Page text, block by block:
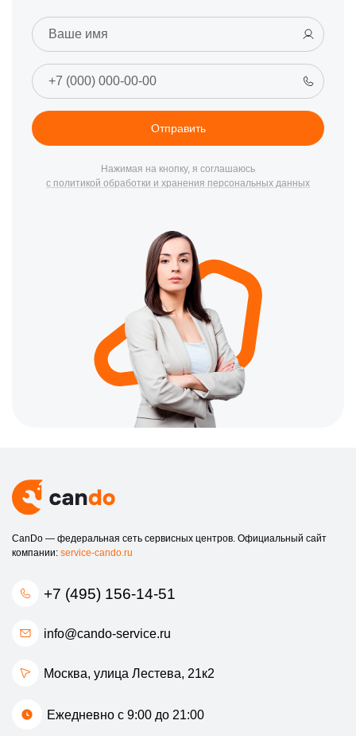
Отправить
Нажимая на кнопку, я соглашаюсь
с политикой обработки и хранения персональных данных
CanDo — федеральная сеть сервисных центров. Официальный сайт
компании: service-cando.ru
+7 (495) 156-14-51
info@cando-service.ru
Москва, улица Лестева, 21к2
Ежедневно с 9:00 до 21:00